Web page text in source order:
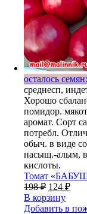
осталось семян:
среднесп,
Хорошо
помидор.
аромат. Сорт
потребл.
обыч. в виде
насыщ.-алым,
кислоты.
Томат
198₽ 124 ₽
В корзину
Добавить в